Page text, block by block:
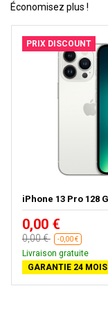
Économisez plus !
PRIX DISCOUNT
iPhone 13 Pro 128
0,00 €
0,00 € -0,00 €
Livraison gratuite
GARANTIE 24 MOIS